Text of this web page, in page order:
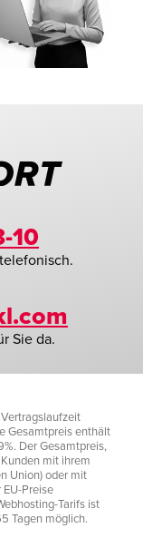
10
Sie da.
Gesamtpreis enthält
Der Gesamtpreis,
mit ihrem
Union) oder mit
Preise
Tarifs ist
Tagen möglich.